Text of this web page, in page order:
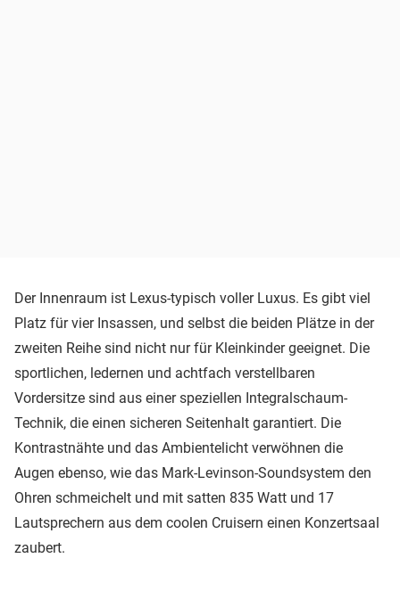
Der Innenraum ist Lexus-typisch voller Luxus. Es gibt viel
Platz für vier Insassen, und selbst die beiden Plätze in der
zweiten Reihe sind nicht nur für Kleinkinder geeignet. Die
sportlichen, ledernen und achtfach verstellbaren
Vordersitze sind aus einer speziellen Integralschaum-
Technik, die einen sicheren Seitenhalt garantiert. Die
Kontrastnähte und das Ambientelicht verwöhnen die
Augen ebenso, wie das Mark-Levinson-Soundsystem den
Ohren schmeichelt und mit satten 835 Watt und 17
Lautsprechern aus dem coolen Cruisern einen Konzertsaal
zaubert.